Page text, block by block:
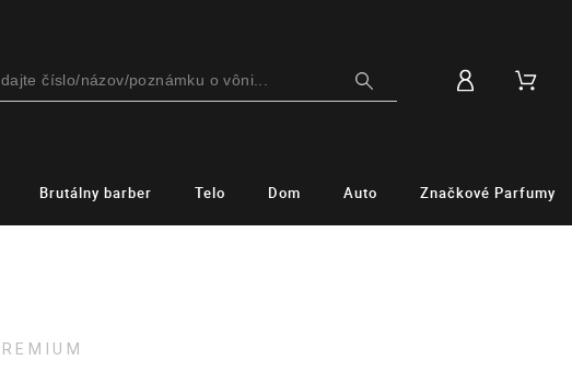
Brutálny barber Telo Dom Auto Značkové Parfumy